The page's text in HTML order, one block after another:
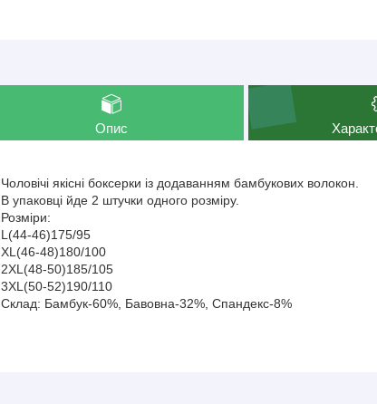
Опис
Чоловічі якісні боксерки із додаванням бамбукових волокон.
В упаковці йде 2 штучки одного розміру.
Розміри:
L(44-46)175/95
XL(46-48)180/100
2XL(48-50)185/105
3XL(50-52)190/110
Склад: Бамбук-60%, Бавовна-32%, Спандекс-8%